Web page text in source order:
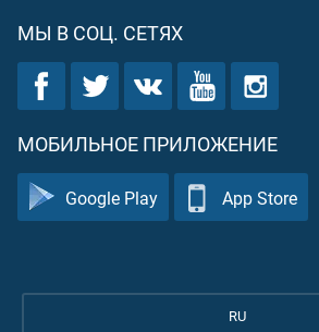
МЫ В СОЦ. СЕТЯХ
МОБИЛЬНОЕ ПРИЛОЖЕНИЕ
Google Play App Store
RU